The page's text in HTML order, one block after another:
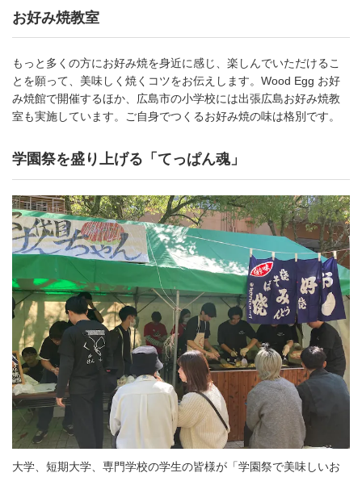
お好み焼教室
もっと多くの方にお好み焼を身近に感じ、楽しんでいただけるこ
とを願って、美味しく焼くコツをお伝えします。Wood Egg お好
み焼館で開催するほか、広島市の小学校には出張広島お好み焼教
室も実施しています。ご自身でつくるお好み焼の味は格別です。
学園祭を盛り上げる「てっぱん魂」
大学、短期大学、専門学校の学生の皆様が「学園祭で美味しいお